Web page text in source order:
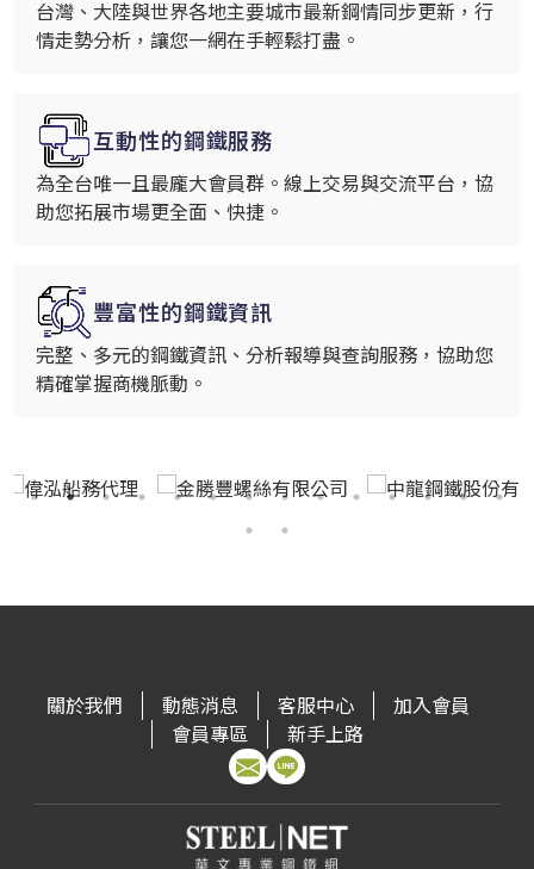
台灣、大陸與世界各地主要城市最新鋼情同步更新，行
情走勢分析，讓您一網在手輕鬆打盡。
互動性的鋼鐵服務
為全台唯一且最龐大會員群。線上交易與交流平台，協
助您拓展市場更全面、快捷。
豐富性的鋼鐵資訊
完整、多元的鋼鐵資訊、分析報導與查詢服務，協助您
精確掌握商機脈動。
關於我們 動態消息 客服中心
加入會員
會員專區
新手上路